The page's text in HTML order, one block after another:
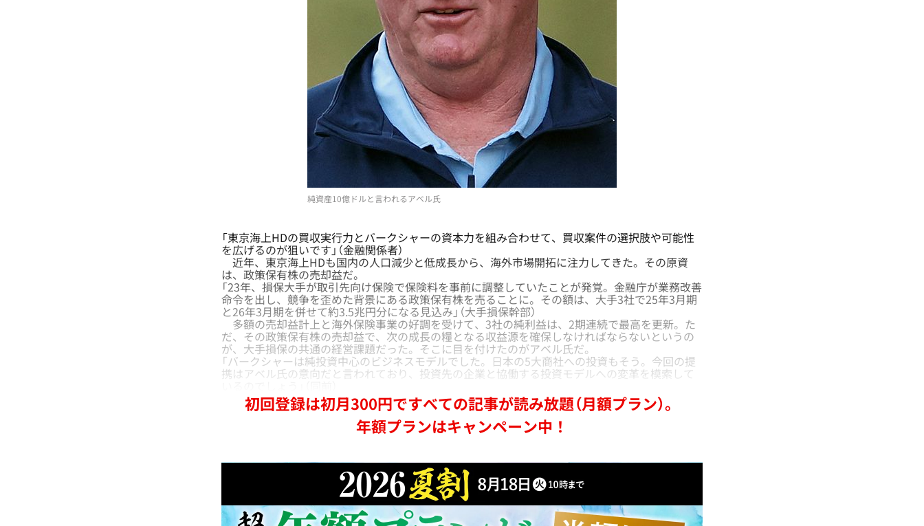
純資産10億ドルと言われるアベル氏
「東京海上HDの買収実行力とバークシャーの資本力を組み合わせて、買収案件の選択肢や可能性
を広げるのが狙いです」（金融関係者）
近年、東京海上HDも国内の人口減少と低成長から、海外市場開拓に注力してきた。その原資
は、政策保有株の売却益だ。
「23年、損保大手が取引先向け保険で保険料を事前に調整していたことが発覚。金融庁が業務改善
命令を出し、競争を歪めた背景にある政策保有株を売ることに。その額は、大手3社で25年3月期
と26年3月期を併せて約3.5兆円分になる見込み」（大手損保幹部）
多額の売却益計上と海外保険事業の好調を受けて、3社の純利益は、2期連続で最高を更新。た
だ、その政策保有株の売却益で、次の成長の糧となる収益源を確保しなければならないというの
が、大手損保の共通の経営課題だった。そこに目を付けたのがアベル氏だ。
「バークシャーは純投資中心のビジネスモデルでした。日本の5大商社への投資もそう。今回の提
携はアベル氏の意向だと言われており、投資先の企業と協働する投資モデルへの変革を模索して
初回登録は初月300円ですべての記事が読み放題（月額プラン）。
年額プランはキャンペーン中！